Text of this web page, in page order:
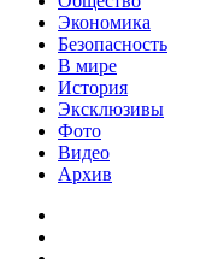
Экономика
Безопасность
В мире
История
Эксклюзивы
Фото
Видео
Архив